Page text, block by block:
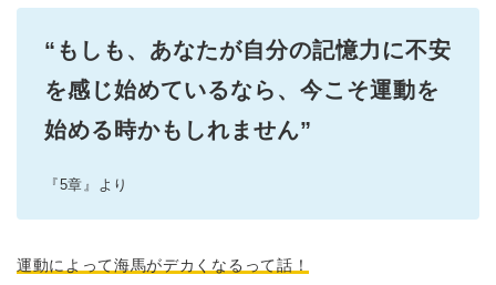
“もしも、あなたが自分の記憶力に不安
を感じ始めているなら、今こそ運動を
始める時かもしれません”
『5章』より
運動によって海馬がデカくなるって話！